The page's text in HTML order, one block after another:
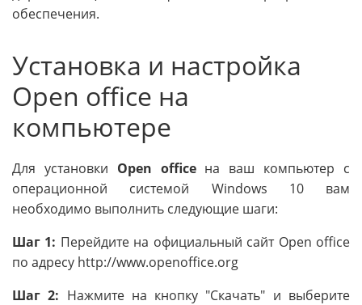
обеспечения.
Установка и настройка
Open office на
компьютере
Для установки Open officeна ваш компьютер с
операционной системой Windows 10 вам
необходимо выполнить следующие шаги:
Шаг 1: Перейдите на официальный сайт Open office
по адресу http://www.openoffice.org
Шаг 2: Нажмите на кнопку "Скачать" и выберите